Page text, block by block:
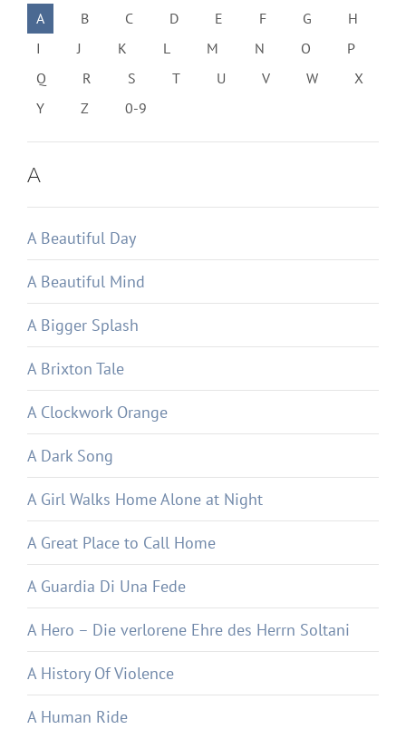
A B C D E F G
H
I
J K L M N O
P
Q
R S T U V W
X
Y
Z 0-9
A
A Beautiful Day
A Beautiful Mind
A Bigger Splash
A Brixton Tale
A Clockwork Orange
A Dark Song
A Girl Walks Home Alone at Night
A Great Place to Call Home
A Guardia Di Una Fede
A Hero – Die verlorene Ehre des Herrn Soltani
A History Of Violence
A Human Ride